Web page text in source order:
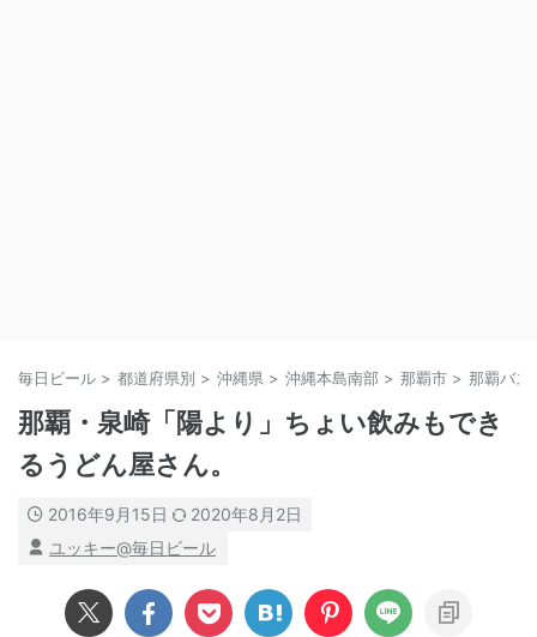
毎日ビール > 都道府県別 > 沖縄県 > 沖縄本島南部 > 那覇市 > 那覇バス
那覇・泉崎「陽より」ちょい飲みもでき
るうどん屋さん。
2016年9月15日
2020年8月2日
ユッキー@毎日ビール